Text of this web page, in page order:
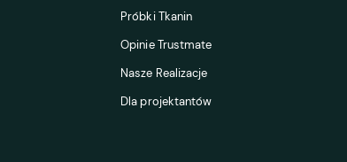
Próbki Tkanin
Opinie Trustmate
Nasze Realizacje
Dla projektantów